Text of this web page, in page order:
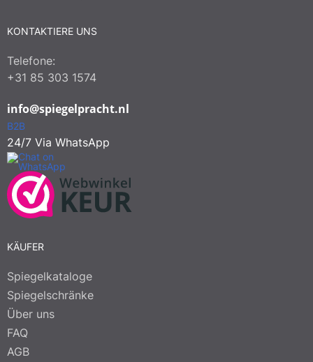
KONTAKTIERE UNS
Telefone:
+31 85 303 1574
info@spiegelpracht.nl
B2B
24/7 Via WhatsApp
KÄUFER
Spiegelkataloge
Spiegelschränke
Über uns
FAQ
AGB